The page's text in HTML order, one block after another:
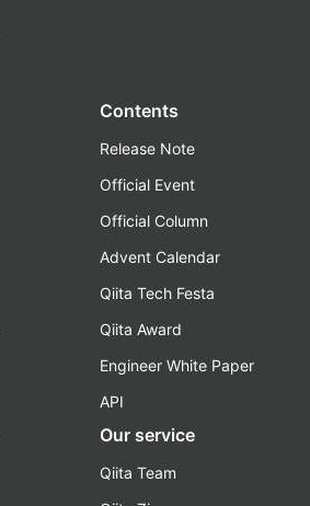
Contents
Release Note
Official Event
Official Column
Advent Calendar
Qiita Tech Festa
Qiita Award
Engineer White Paper
API
Our service
Qiita Team